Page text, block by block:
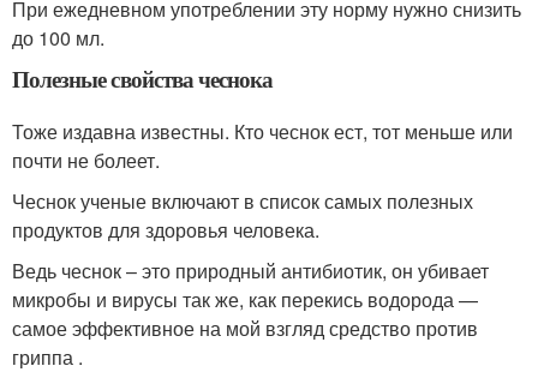
При ежедневном употреблении эту норму нужно снизить
до 100 мл.
Полезные свойства чеснока
Тоже издавна известны. Кто чеснок ест, тот меньше или
почти не болеет.
Чеснок ученые включают в список самых полезных
продуктов для здоровья человека.
Ведь чеснок – это природный антибиотик, он убивает
микробы и вирусы так же, как перекись водорода —
самое эффективное на мой взгляд средство против
гриппа .